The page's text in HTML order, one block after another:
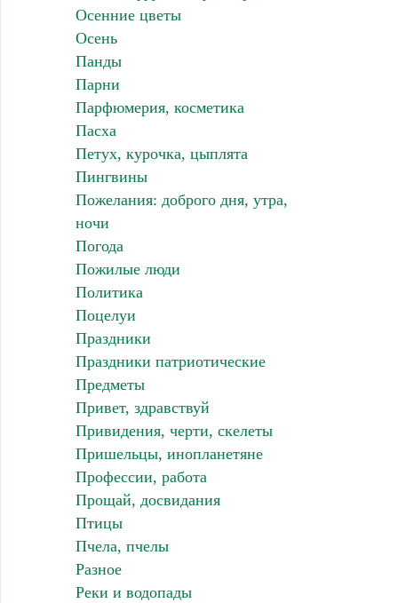
Осенние цветы
Осень
Панды
Парни
Парфюмерия, косметика
Пасха
Петух, курочка, цыплята
Пингвины
Пожелания: доброго дня, утра,
ночи
Погода
Пожилые люди
Политика
Поцелуи
Праздники
Праздники патриотические
Предметы
Привет, здравствуй
Привидения, черти, скелеты
Пришельцы, инопланетяне
Профессии, работа
Прощай, досвидания
Птицы
Пчела, пчелы
Разное
Реки и водопады